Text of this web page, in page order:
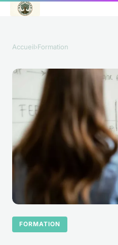
Accueil›Formation
FORMATION